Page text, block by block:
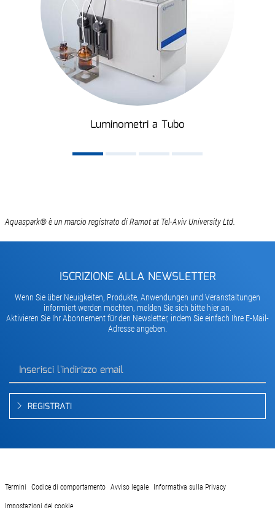
Luminometri a Tubo
Aquaspark® è un marcio registrato di Ramot at Tel-Aviv University Ltd.
ISCRIZIONE ALLA NEWSLETTER
Wenn Sie über Neuigkeiten, Produkte, Anwendungen und Veranstaltungen
informiert werden möchten, melden Sie sich bitte hier an.
Aktivieren Sie Ihr Abonnement für den Newsletter, indem Sie einfach Ihre E-Mail-
Adresse angeben.
REGISTRATI
Termini Codice di comportamento Avviso legale Informativa sulla Privacy
Impostazioni dei cookie